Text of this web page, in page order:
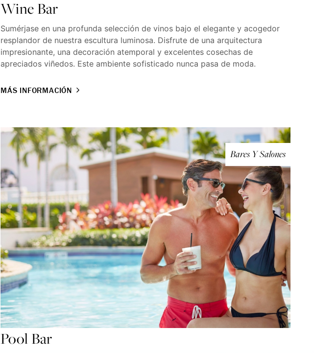
Wine Bar
Sumérjase en una profunda selección de vinos bajo el elegante y acogedor
resplandor de nuestra escultura luminosa. Disfrute de una arquitectura
impresionante, una decoración atemporal y excelentes cosechas de
apreciados viñedos. Este ambiente sofisticado nunca pasa de moda.
MÁS INFORMACIÓN
Bares Y Salones
Pool Bar